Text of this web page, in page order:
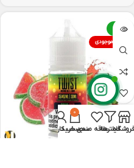
-8%
اتمام موجودی
فروشگاهفیلترهاعلاقه مندی
0
سبد خرید
حساب کاربری من